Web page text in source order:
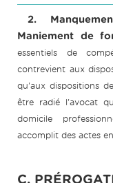
2.
Maniement de
essentiels de
contrevient aux
qu'aux dispositions
être radié l'avocat
domicile
accomplit des actes
C.